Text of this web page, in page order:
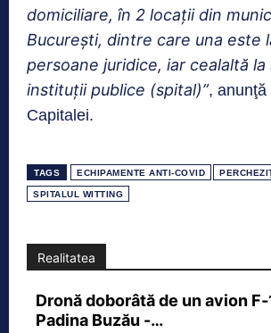
domiciliare, în 2 locaţii din
Bucureşti, dintre care una este
persoane juridice, iar cealaltă la
instituţii publice (spital)”, anunţă
Capitalei.
TAGS ECHIPAMENTE ANTI-COVID
SPITALUL WITTING
Realitatea
Dronă doborâtă de un avion
Padina Buzău -…